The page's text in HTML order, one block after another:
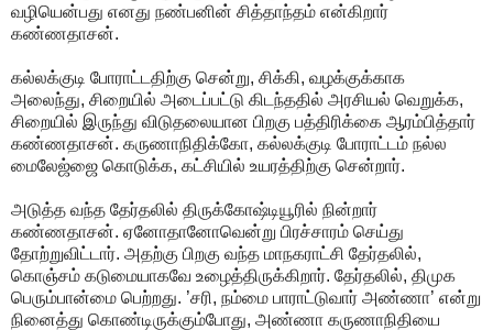
வழியென்பது எனது நண்பனின் சித்தாந்தம் என்கிறார்
கண்ணதாசன்.
கல்லக்குடி போராட்டதிற்கு சென்று, சிக்கி, வழக்குக்காக
அலைந்து, சிறையில் அடைப்பட்டு கிடந்ததில் அரசியல் வெறுக்க,
சிறையில் இருந்து விடுதலையான பிறகு பத்திரிக்கை ஆரம்பித்தார்
கண்ணதாசன். கருணாநிதிக்கோ, கல்லக்குடி போராட்டம் நல்ல
மைலேஜ்ஜை கொடுக்க, கட்சியில் உயரத்திற்கு சென்றார்.
அடுத்த வந்த தேர்தலில் திருக்கோஷ்டியூரில் நின்றார்
கண்ணதாசன். ஏனோதானோவென்று பிரச்சாரம் செய்து
தோற்றுவிட்டார். அதற்கு பிறகு வந்த மாநகராட்சி தேர்தலில்,
கொஞ்சம் கடுமையாகவே உழைத்திருக்கிறார். தேர்தலில், திமுக
பெரும்பான்மை பெற்றது. ’சரி, நம்மை பாராட்டுவார் அண்ணா’ என்று
நினைத்து கொண்டிருக்கும்போது, அண்ணா கருணாநிதியை